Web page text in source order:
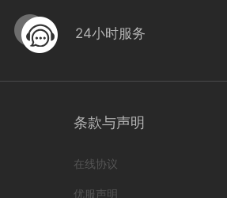
24小时服务
条款与声明
在线协议
优服声明